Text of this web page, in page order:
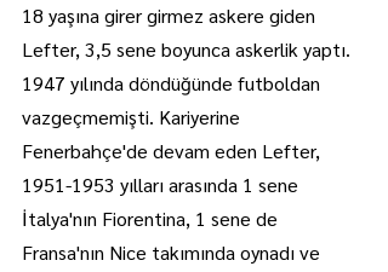
18 yaşına girer girmez askere giden
Lefter, 3,5 sene boyunca askerlik yaptı.
1947 yılında döndüğünde futboldan
vazgeçmemişti. Kariyerine
Fenerbahçe'de devam eden Lefter,
1951-1953 yılları arasında 1 sene
İtalya'nın Fiorentina, 1 sene de
Fransa'nın Nice takımında oynadı ve